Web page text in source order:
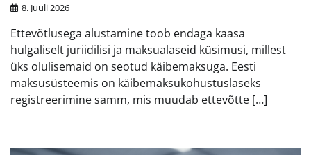
8. Juuli 2026
Ettevõtlusega alustamine toob endaga kaasa
hulgaliselt juriidilisi ja maksualaseid küsimusi, millest
üks olulisemaid on seotud käibemaksuga. Eesti
maksusüsteemis on käibemaksukohustuslaseks
registreerimine samm, mis muudab ettevõtte […]